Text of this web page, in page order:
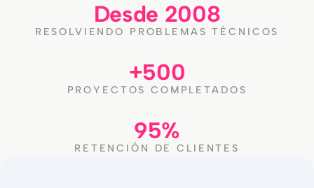
Desde 2008
RESOLVIENDO PROBLEMAS TÉCNICOS
+500
PROYECTOS COMPLETADOS
95%
RETENCIÓN DE CLIENTES